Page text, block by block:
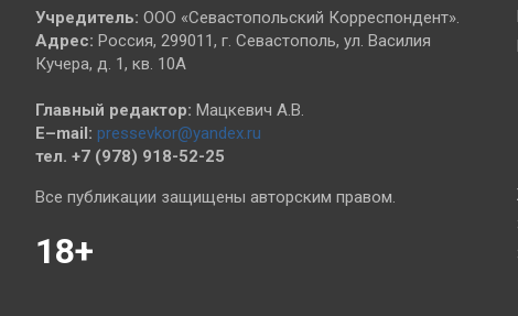
Учредитель: ООО «Севастопольский Корреспондент».
Адрес: Россия, 299011, г. Севастополь, ул. Василия
Кучера, д. 1, кв. 10А
Главный редактор: Мацкевич А.В.
E–mail: pressevkor@yandex.ru
тел. +7 (978) 918-52-25
Все публикации защищены авторским правом.
18+